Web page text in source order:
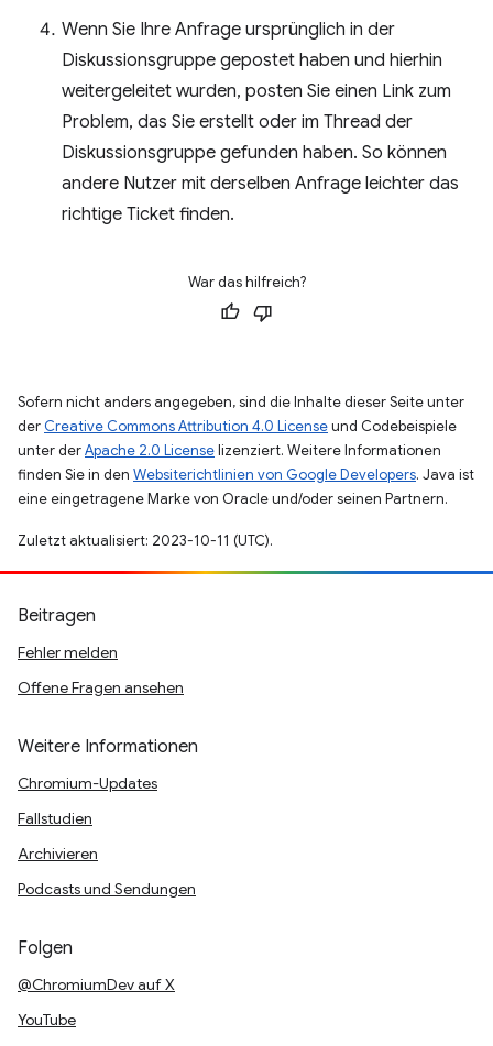
Wenn Sie Ihre Anfrage ursprünglich in der
Diskussionsgruppe gepostet haben und hierhin
weitergeleitet wurden, posten Sie einen Link zum
Problem, das Sie erstellt oder im Thread der
Diskussionsgruppe gefunden haben. So können
andere Nutzer mit derselben Anfrage leichter das
richtige Ticket finden.
War das hilfreich?
Sofern nicht anders angegeben, sind die Inhalte dieser Seite unter
der Creative Commons Attribution 4.0 Licenseund Codebeispiele
unter derApache 2.0 Licenselizenziert. Weitere Informationen
finden Sie in den Websiterichtlinien von Google Developers. Java ist
eine eingetragene Marke von Oracle und/oder seinen Partnern.
Zuletzt aktualisiert: 2023-10-11 (UTC).
Beitragen
Fehler melden
Offene Fragen ansehen
Weitere Informationen
Chromium-Updates
Fallstudien
Archivieren
Podcasts und Sendungen
Folgen
@ChromiumDev auf X
YouTube